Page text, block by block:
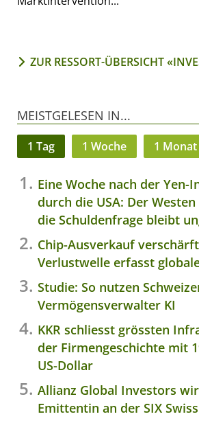
ZUR RESSORT-ÜBERSICHT
MEISTGELESEN IN...
1 Tag 1 Woche 1 Monat
Eine Woche nach der Yen-
durch die USA: Der
die Schuldenfrage bleibt
Chip-Ausverkauf
Verlustwelle erfasst
Studie: So nutzen
Vermögensverwalter KI
KKR schliesst grössten
der Firmengeschichte mit
US-Dollar
Allianz Global Investors
Emittentin an der SIX